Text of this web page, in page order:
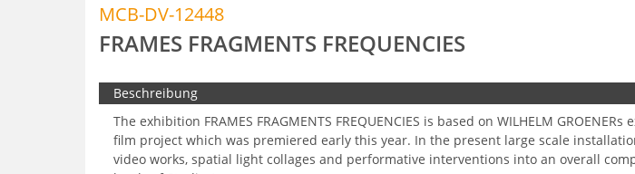
MCB-DV-12448
FRAMES FRAGMENTS FREQUENCIES
Beschreibung
The exhibition FRAMES FRAGMENTS FREQUENCIES is based on WILHELM
film project which was premiered early this year. In the present large scale
video works, spatial light collages and performative interventions into an overall